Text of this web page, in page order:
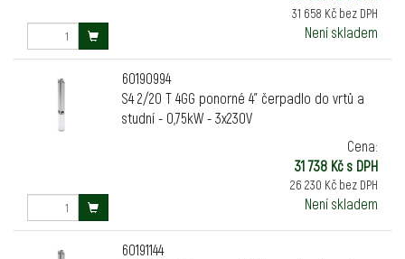
31 658 Kč bez DPH
Není skladem
60190994
S4 2/20 T 4GG ponorné 4" čerpadlo do vrtů a
studní - 0,75kW - 3x230V
Cena:
31 738 Kč s DPH
26 230 Kč bez DPH
Není skladem
60191144